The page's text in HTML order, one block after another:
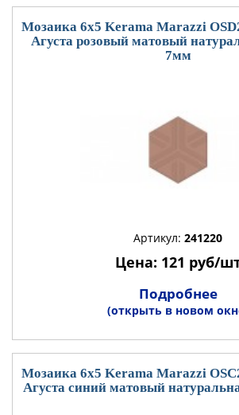
Мозаика 6x5 Kerama Marazzi
Агуста розовый матовый
7мм
Артикул: 241220
Цена: 121 руб/
Подробнее
(открыть в новом
Мозаика 6x5 Kerama Marazzi
Агуста синий матовый